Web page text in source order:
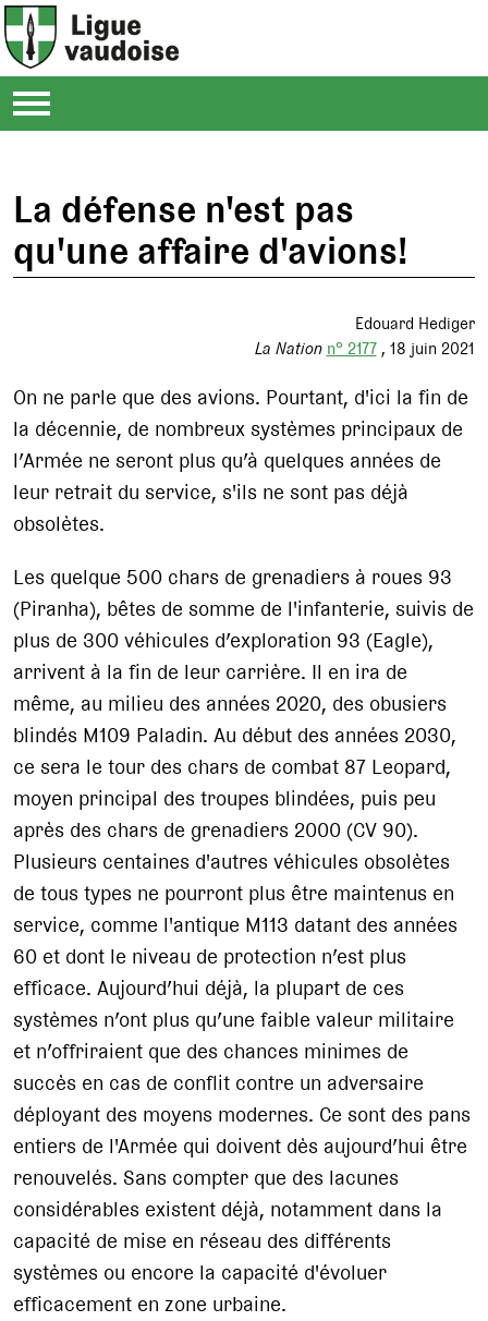
La défense n'est pas
qu'une affaire d'avions!
Edouard Hediger
La Nation n° 2177 18 juin 2021
On ne parle que des avions. Pourtant, d'ici la fin de
la décennie, de nombreux systèmes principaux de
l’Armée ne seront plus qu’à quelques années de
leur retrait du service, s'ils ne sont pas déjà
obsolètes.
Les quelque 500 chars de grenadiers à roues 93
(Piranha), bêtes de somme de l'infanterie, suivis de
plus de 300 véhicules d’exploration 93 (Eagle),
arrivent à la fin de leur carrière. Il en ira de
même, au milieu des années 2020, des obusiers
blindés M109 Paladin. Au début des années 2030,
ce sera le tour des chars de combat 87 Leopard,
moyen principal des troupes blindées, puis peu
après des chars de grenadiers 2000 (CV 90).
Plusieurs centaines d'autres véhicules obsolètes
de tous types ne pourront plus être maintenus en
service, comme l'antique M113 datant des années
60 et dont le niveau de protection n’est plus
efficace. Aujourd’hui déjà, la plupart de ces
systèmes n’ont plus qu’une faible valeur militaire
et n’offriraient que des chances minimes de
succès en cas de conflit contre un adversaire
déployant des moyens modernes. Ce sont des pans
entiers de l'Armée qui doivent dès aujourd’hui être
renouvelés. Sans compter que des lacunes
considérables existent déjà, notamment dans la
capacité de mise en réseau des différents
systèmes ou encore la capacité d'évoluer
efficacement en zone urbaine.